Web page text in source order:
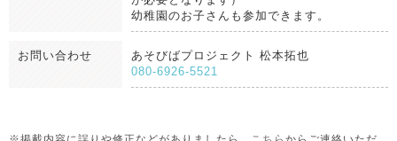
幼稚園のお子さんも参加できます。
お問い合わせ
あそびばプロジェクト 松本拓也
080-6926-5521